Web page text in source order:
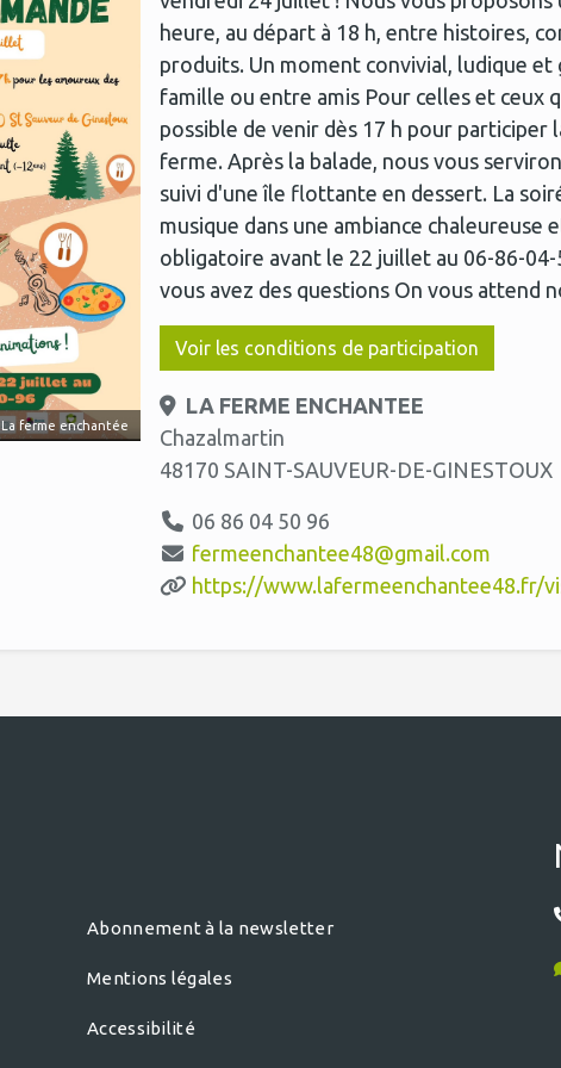
La ferme enchantée
heure, au départ à 18 h, entre histoires,
produits. Un moment convivial, ludique et
famille ou entre amis Pour celles et ceux
possible de venir dès 17 h pour participer
ferme. Après la balade, nous vous
suivi d'une île flottante en dessert. La
musique dans une ambiance chaleureuse
obligatoire avant le 22 juillet au 06-86-04-
vous avez des questions On vous attend
Voir les conditions de participation
LA FERME ENCHANTEE
Chazalmartin
48170 SAINT-SAUVEUR-DE-GINESTOUX
06 86 04 50 96
fermeenchantee48@gmail.com
https://www.lafermeenchantee48.fr/
Abonnement à la newsletter
Mentions légales
Accessibilité